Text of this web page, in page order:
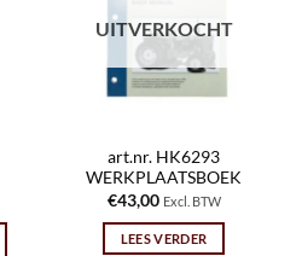
UITVERKOCHT
art.nr. HK6293
WERKPLAATSBOEK
€43,00 Excl. BTW
LEES VERDER